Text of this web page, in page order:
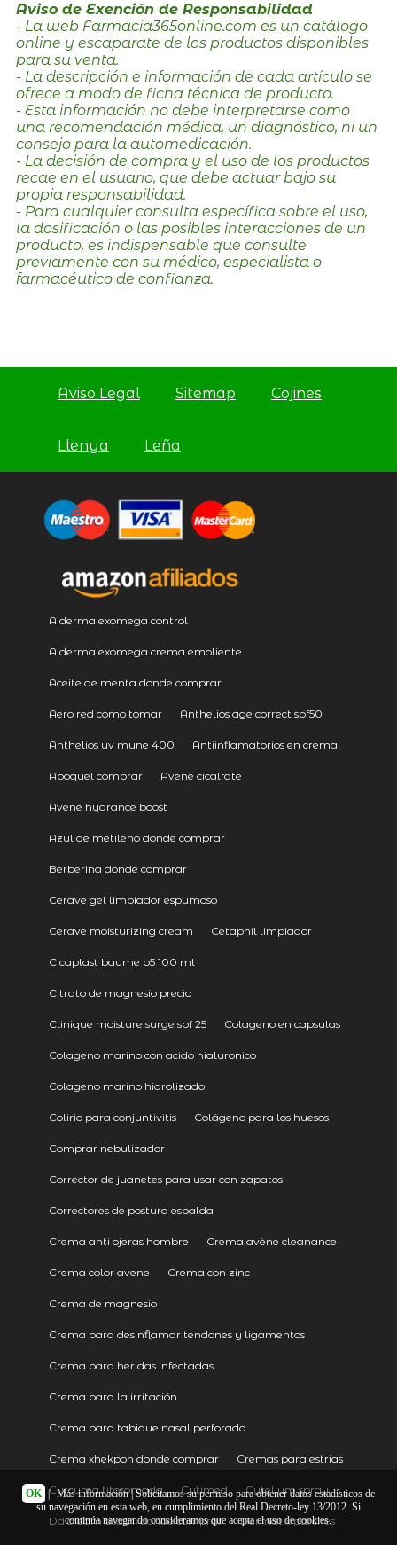
Aviso de Exención de Responsabilidad
- La web Farmacia365online.com es un catálogo
online y escaparate de los productos disponibles
para su venta.
- La descripción e información de cada artículo se
ofrece a modo de ficha técnica de producto.
- Esta información no debe interpretarse como
una recomendación médica, un diagnóstico, ni un
consejo para la automedicación.
- La decisión de compra y el uso de los productos
recae en el usuario, que debe actuar bajo su
propia responsabilidad.
- Para cualquier consulta específica sobre el uso,
la dosificación o las posibles interacciones de un
producto, es indispensable que consulte
previamente con su médico, especialista o
farmacéutico de confianza.
Aviso Legal Sitemap Cojines
Llenya Leña
A derma exomega control
A derma exomega crema emoliente
Aceite de menta donde comprar
Aero red como tomar Anthelios age correct spf50
Anthelios uv mune 400 Antiinflamatorios en crema
Apoquel comprar Avene cicalfate
Avene hydrance boost
Azul de metileno donde comprar
Berberina donde comprar
Cerave gel limpiador espumoso
Cerave moisturizing cream Cetaphil limpiador
Cicaplast baume b5 100 ml
Citrato de magnesio precio
Clinique moisture surge spf 25 Colageno en capsulas
Colageno marino con acido hialuronico
Colageno marino hidrolizado
Colirio para conjuntivitis Colágeno para los huesos
Comprar nebulizador
Corrector de juanetes para usar con zapatos
Correctores de postura espalda
Crema anti ojeras hombre Crema avène cleanance
Crema color avene Crema con zinc
Crema de magnesio
Crema para desinflamar tendones y ligamentos
Crema para heridas infectadas
Crema para la irritación
Crema para tabique nasal perforado
Crema xhekpon donde comprar Cremas para estrías
Curcuma fitosomada Cutimed Cytelium spray
Dd cream atashi donde comprar Dermatix parches
OK | Más información| Solicitamos su permiso para obtener datos estadísticos de
su navegación en esta web, en cumplimiento del Real Decreto-ley 13/2012. Si
continúa navegando consideramos que acepta el uso de cookies.